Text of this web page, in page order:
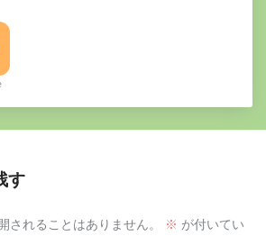
す
されることはありません。 ※ が付いてい